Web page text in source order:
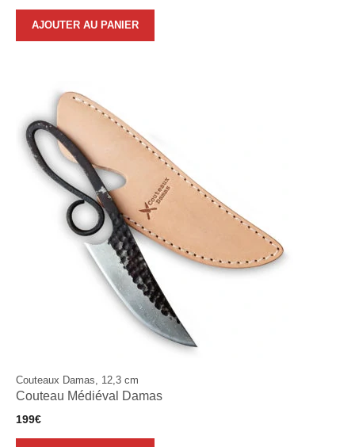
prix
initial
était :
prix
actuel
est :
AJOUTER AU PANIER
Couteaux Damas, 12,3 cm
Couteau Médiéval Damas
199€